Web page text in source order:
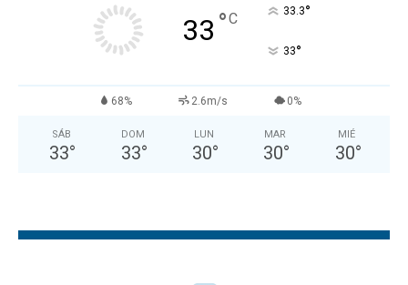
33 °C 33.3°
33°
68% 2.6m/s 0%
SÁB
33°
DOM
33°
LUN
30°
MAR
30°
MIÉ
30°